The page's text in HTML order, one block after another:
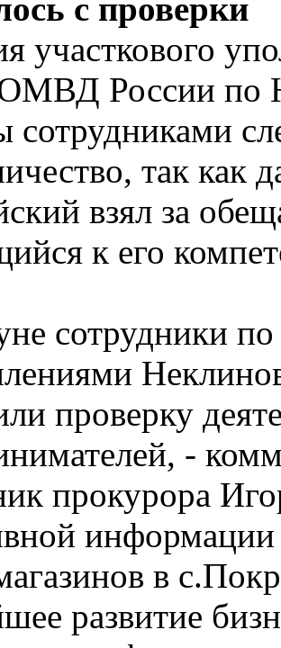
с проверки
участкового
России по
сотрудниками
так как
взял за
к его
сотрудники
проверку
-
прокурора
информации
в
развитие